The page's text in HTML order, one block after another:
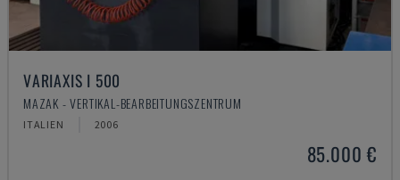
VARIAXIS I 500
MAZAK - VERTIKAL-BEARBEITUNGSZENTRUM
ITALIEN 2006
85.000 €